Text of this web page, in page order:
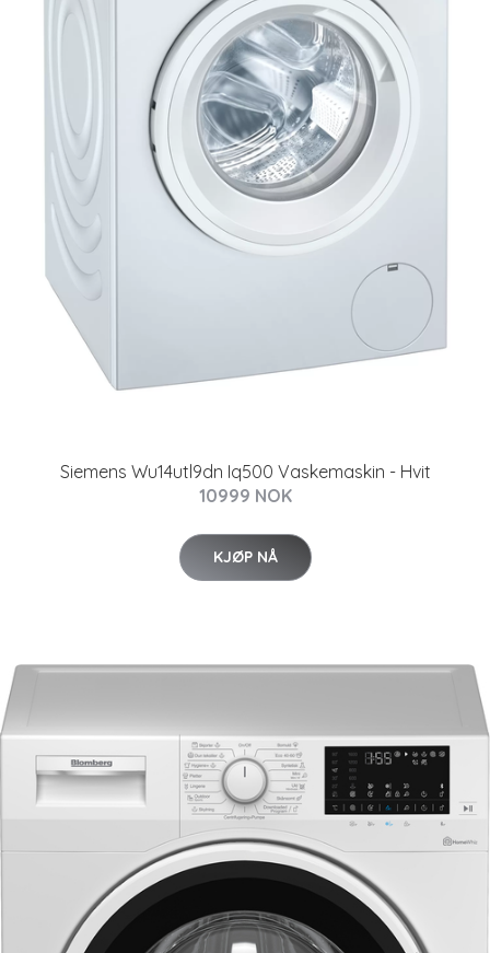
Siemens Wu14utl9dn Iq500 Vaskemaskin - Hvit
10999 NOK
KJØP NÅ